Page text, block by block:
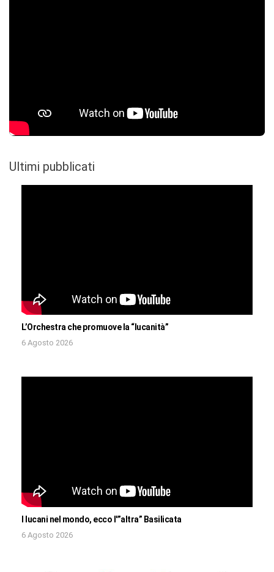
Ultimi pubblicati
L’Orchestra che promuove la “lucanità”
6 Agosto 2026
I lucani nel mondo, ecco l'”altra” Basilicata
6 Agosto 2026